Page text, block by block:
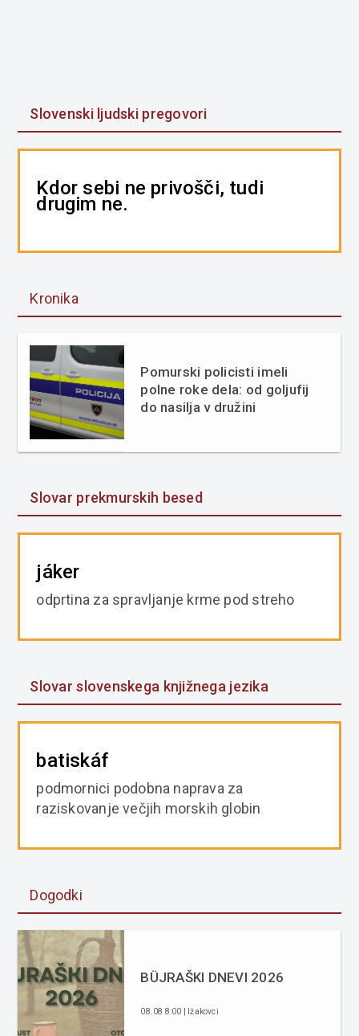
Slovenski ljudski pregovori
Kdor sebi ne privošči, tudi
drugim ne.
Kronika
Pomurski policisti imeli
polne roke dela: od goljufij
do nasilja v družini
Slovar prekmurskih besed
jáker
odprtina za spravljanje krme pod streho
Slovar slovenskega knjižnega jezika
batiskáf
podmornici podobna naprava za
raziskovanje večjih morskih globin
Dogodki
BÜJRAŠKI DNEVI 2026
08.08 8:00 | Ižakovci